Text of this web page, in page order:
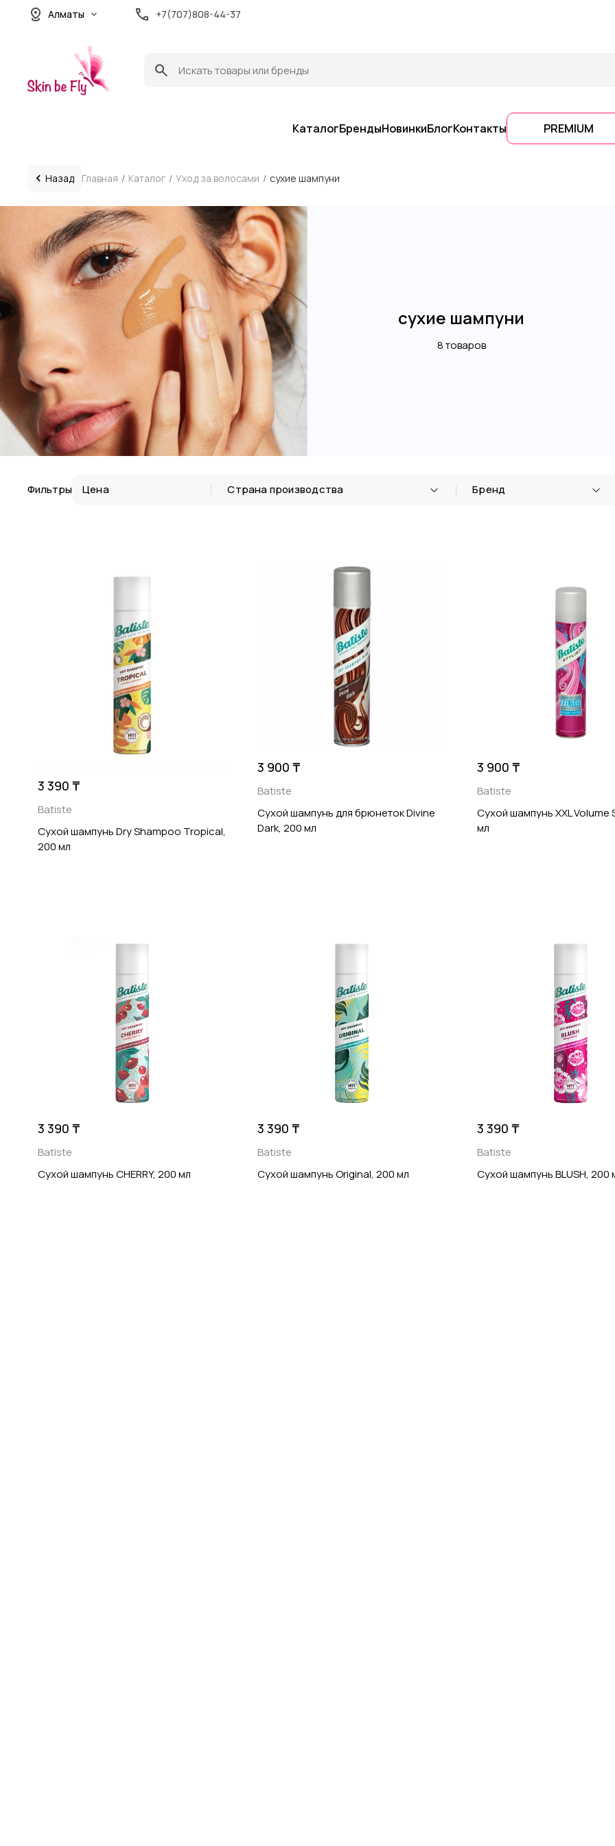
Алматы +7(707)808-44-37
КаталогБрендыНовинкиБлогКонтакты PREMIUM
Назад Главная Каталог Уход за волосами сухие шампуни
сухие шампуни
8 товаров
Фильтры Цена Страна производства Бренд
3 390 ₸
Batiste
Сухой шампунь Dry Shampoo Tropical,
200 мл
3 900 ₸
Batiste
Сухой шампунь для брюнеток Divine
Dark, 200 мл
3 900 ₸
Batiste
Сухой шампунь XXL Volume
мл
3 390 ₸
Batiste
Сухой шампунь CHERRY, 200 мл
3 390 ₸
Batiste
Сухой шампунь Original, 200 мл
3 390 ₸
Batiste
Сухой шампунь BLUSH, 200